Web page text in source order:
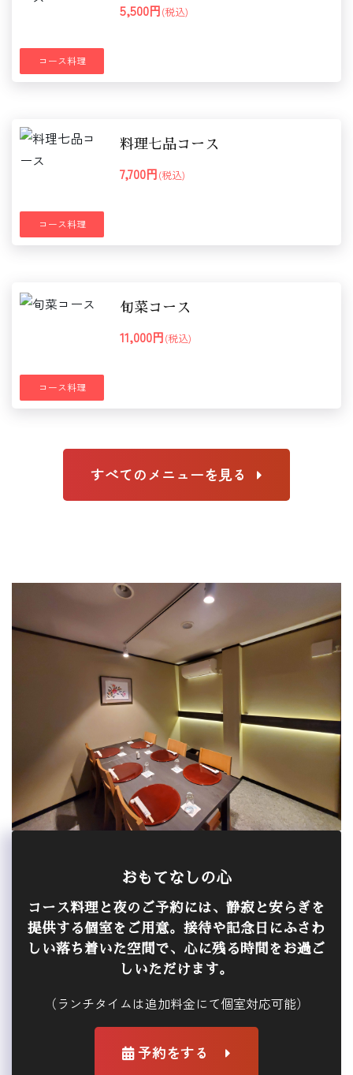
コース料理
5,500円(税込)
コース料理
料理七品コース
7,700円(税込)
コース料理
旬菜コース
11,000円(税込)
すべてのメニューを見る
おもてなしの心
コース料理と夜のご予約には、静寂と安らぎを
提供する個室をご用意。接待や記念日にふさわ
しい落ち着いた空間で、心に残る時間をお過ご
しいただけます。
（ランチタイムは追加料金にて個室対応可能）
予約をする